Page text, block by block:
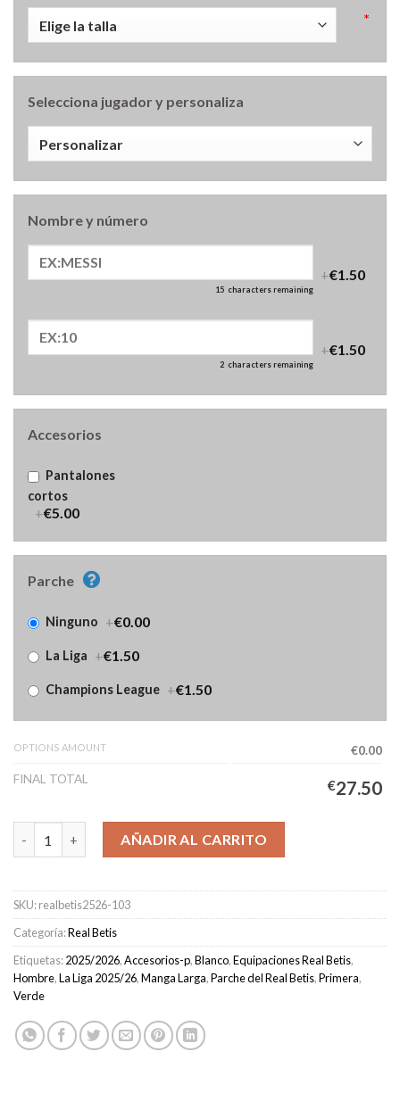
*
Selecciona jugador y personaliza
Nombre y número
15 characters remaining
+€1.50
2 characters remaining
+€1.50
Accesorios
Pantalones
cortos
+€5.00
Parche
Ninguno +€0.00
La Liga +€1.50
Champions League +€1.50
OPTIONS AMOUNT
€0.00
FINAL TOTAL
€27.50
Camiseta Real Betis Primera Equipación Hombre 2025/2026
AÑADIR AL CARRITO
SKU:realbetis2526-103
Categoría:Real Betis
Etiquetas:2025/2026,Accesorios-p,Blanco,Equipaciones Real Betis,
Hombre,La Liga 2025/26,Manga Larga,Parche del Real Betis,Primera,
Verde